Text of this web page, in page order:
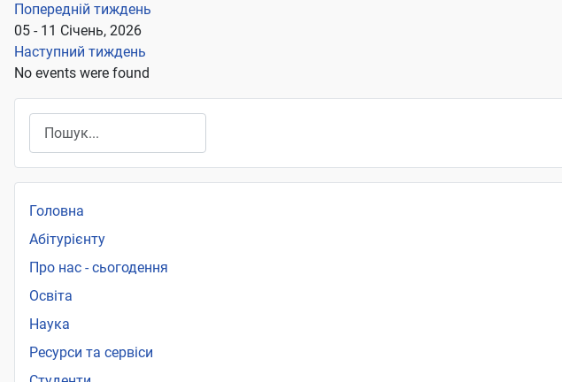
Попередній тиждень
05 - 11 Січень, 2026
Наступний тиждень
No events were found
Головна
Абітурієнту
Про нас - сьогодення
Освіта
Наука
Ресурси та сервіси